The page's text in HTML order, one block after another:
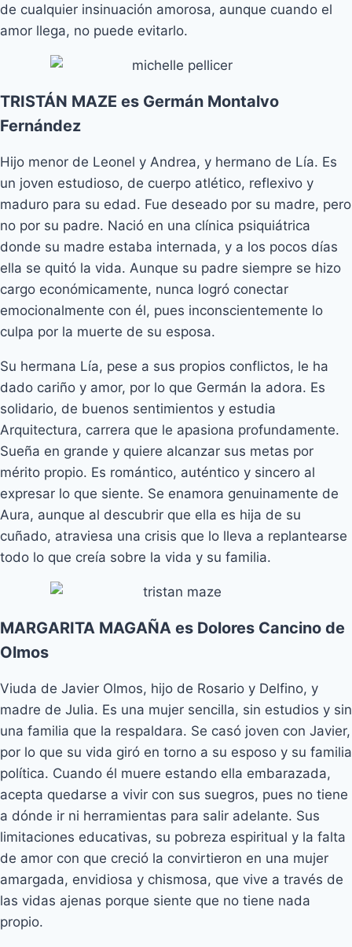
de cualquier insinuación amorosa, aunque cuando el
amor llega, no puede evitarlo.
TRISTÁN MAZE es Germán Montalvo
Fernández
Hijo menor de Leonel y Andrea, y hermano de Lía. Es
un joven estudioso, de cuerpo atlético, reflexivo y
maduro para su edad. Fue deseado por su madre, pero
no por su padre. Nació en una clínica psiquiátrica
donde su madre estaba internada, y a los pocos días
ella se quitó la vida. Aunque su padre siempre se hizo
cargo económicamente, nunca logró conectar
emocionalmente con él, pues inconscientemente lo
culpa por la muerte de su esposa.
Su hermana Lía, pese a sus propios conflictos, le ha
dado cariño y amor, por lo que Germán la adora. Es
solidario, de buenos sentimientos y estudia
Arquitectura, carrera que le apasiona profundamente.
Sueña en grande y quiere alcanzar sus metas por
mérito propio. Es romántico, auténtico y sincero al
expresar lo que siente. Se enamora genuinamente de
Aura, aunque al descubrir que ella es hija de su
cuñado, atraviesa una crisis que lo lleva a replantearse
todo lo que creía sobre la vida y su familia.
MARGARITA MAGAÑA es Dolores Cancino de
Olmos
Viuda de Javier Olmos, hijo de Rosario y Delfino, y
madre de Julia. Es una mujer sencilla, sin estudios y sin
una familia que la respaldara. Se casó joven con Javier,
por lo que su vida giró en torno a su esposo y su familia
política. Cuando él muere estando ella embarazada,
acepta quedarse a vivir con sus suegros, pues no tiene
a dónde ir ni herramientas para salir adelante. Sus
limitaciones educativas, su pobreza espiritual y la falta
de amor con que creció la convirtieron en una mujer
amargada, envidiosa y chismosa, que vive a través de
las vidas ajenas porque siente que no tiene nada
propio.